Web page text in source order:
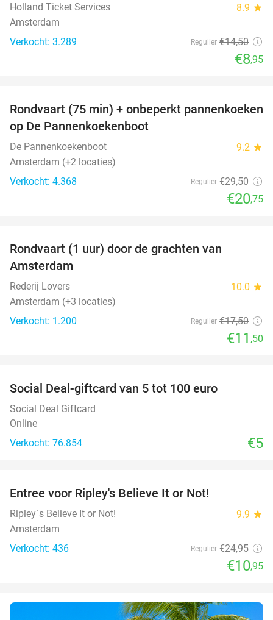
Holland Ticket Services 8.9 star
Amsterdam
Verkocht: 3.289
Regulier €14,50
€8,95
30%
Rondvaart (75 min) + onbeperkt pannenkoeken
op De Pannenkoekenboot
De Pannenkoekenboot 9.2 star
Amsterdam (+2 locaties)
Verkocht: 4.368
Regulier €29,50
€20,75
Rondvaart (1 uur) door de grachten van
Amsterdam
Rederij Lovers 10.0 star
Amsterdam (+3 locaties)
Verkocht: 1.200
Regulier €17,50
€11 ,50
Social Deal-giftcard van 5 tot 100 euro
Social Deal Giftcard
Online
Verkocht: 76.854
€5
Entree voor Ripley's Believe It or Not!
Ripley´s Believe It or Not! 9.9 star
Amsterdam
Verkocht: 436
Regulier €24,95
€10,95